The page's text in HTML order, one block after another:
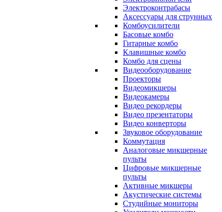
Электроконтрабасы
Аксессуары для струнных
Комбоусилители
Басовые комбо
Гитарные комбо
Клавишные комбо
Комбо для сцены
Видеооборудование
Проекторы
Видеомикшеры
Видеокамеры
Видео рекордеры
Видео презентаторы
Видео конверторы
Звуковое оборудование
Коммутация
Аналоговые микшерные
пульты
Цифровые микшерные
пульты
Активные микшеры
Акустические системы
Студийные мониторы